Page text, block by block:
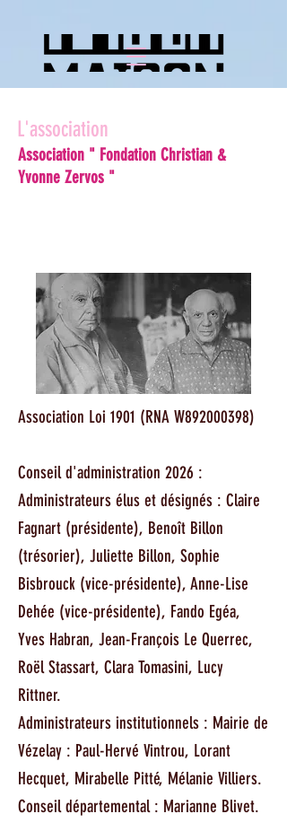
L'association
Association " Fondation Christian &
Yvonne Zervos "
Association Loi 1901 (RNA W892000398)​
Conseil d'administration 2026 :
Administrateurs élus et désignés : Claire
Fagnart (présidente), Benoît Billon
(trésorier), Juliette Billon, Sophie
Bisbrouck (vice-présidente), Anne-Lise
Dehée (vice-présidente), Fando Egéa,
Yves Habran, Jean-François Le Querrec,
Roël Stassart, Clara Tomasini, Lucy
Rittner.
Administrateurs institutionnels : Mairie de
Vézelay : Paul-Hervé Vintrou, Lorant
Hecquet, Mirabelle Pitté, Mélanie Villiers.
Conseil départemental : Marianne Blivet. ​